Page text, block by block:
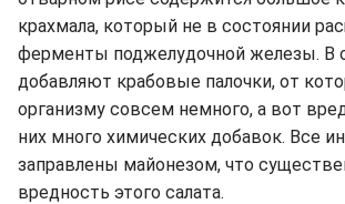
крахмала, который не в состоянии
ферменты поджелудочной железы. В
добавляют крабовые палочки, от
организму совсем немного, а вот
них много химических добавок. Все
заправлены майонезом, что
вредность этого салата.